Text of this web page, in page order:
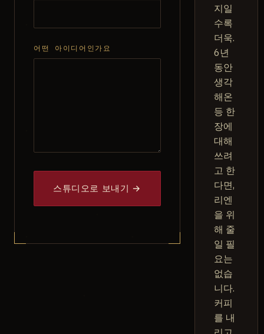
어떤 아이디어인가요
스튜디오로 보내기 →
지일
수록
더욱.
6년
동안
생각
해온
등 한
장에
대해
쓰려
고 한
다면,
리엔
을 위
해 줄
일 필
요는
없습
니다.
커피
를 내